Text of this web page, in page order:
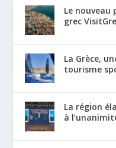
Le
grec
La Grèce,
tourisme
La région
à